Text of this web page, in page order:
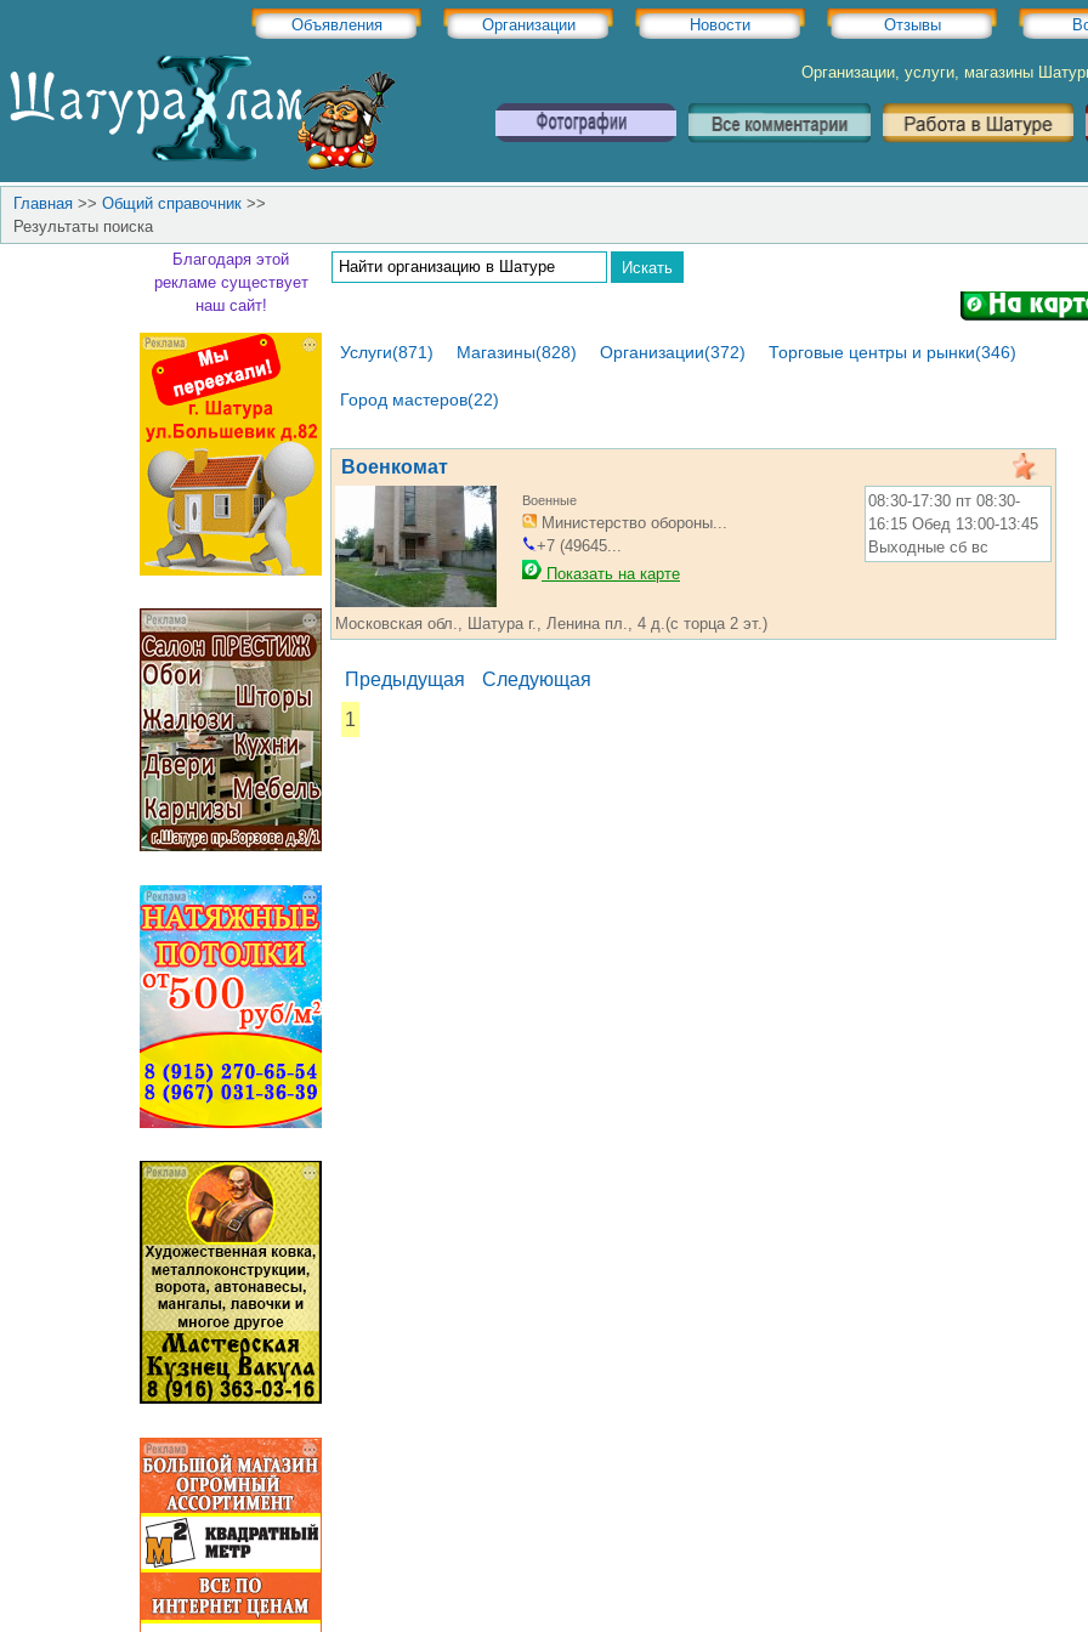
Объявления Организации Новости Отзывы
Организации, услуги, магазины
Главная >> Общий справочник >>
Результаты поиска
Благодаря этой
рекламе существует
наш сайт!
Услуги(871) Магазины(828) Организации(372) Торговые центры и рынки(346)
Город мастеров(22)
Военкомат
Военные
Министерство обороны...
+7 (49645...
Показать на карте
08:30-17:30 пт 08:30-
16:15 Обед 13:00-13:45
Выходные сб вс
Московская обл., Шатура г., Ленина пл., 4 д.(с торца 2 эт.)
Предыдущая
Следующая
1